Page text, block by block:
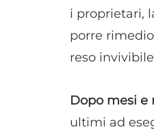
i proprietari,
porre
reso
Dopo mesi e
ultimi ad